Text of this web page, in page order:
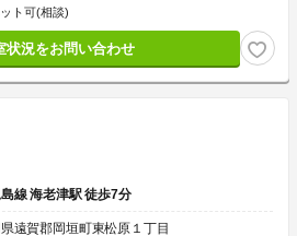
ト可(相談)
状況をお問い合わせ
線 海老津駅 徒歩7分
遠賀郡岡垣町東松原１丁目